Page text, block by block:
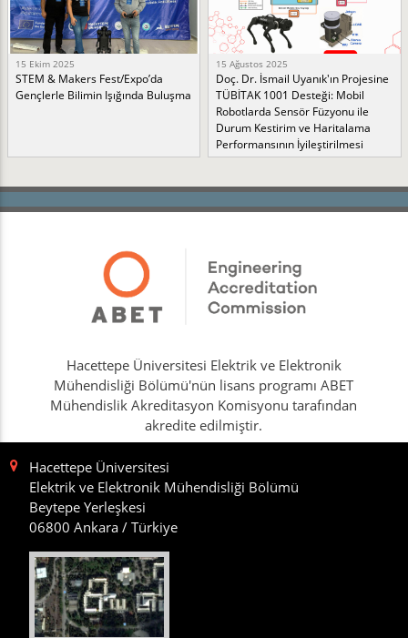
15 Ekim 2025
STEM & Makers Fest/Expo’da
Gençlerle Bilimin Işığında Buluşma
15 Ağustos 2025
Doç. Dr. İsmail Uyanık'ın Projesine
TÜBİTAK 1001 Desteği: Mobil
Robotlarda Sensör Füzyonu ile
Durum Kestirim ve Haritalama
Performansının İyileştirilmesi
Hacettepe Üniversitesi Elektrik ve Elektronik
Mühendisliği Bölümü'nün lisans programı ABET
Mühendislik Akreditasyon Komisyonu tarafından
akredite edilmiştir.
Hacettepe Üniversitesi
Elektrik ve Elektronik Mühendisliği Bölümü
Beytepe Yerleşkesi
06800 Ankara / Türkiye